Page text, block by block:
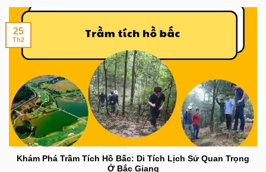
Khám Phá Trầm Tích Hồ Bấc: Di Tích Lịch Sử Quan Trọng
Ở Bắc Giang
25
Th2